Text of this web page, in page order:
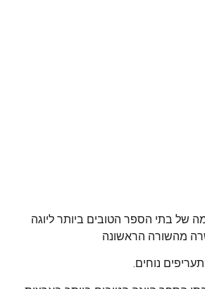
של בתי הספר הטובים ביותר ליוגה
מהשורה הראשונה
נוחים.